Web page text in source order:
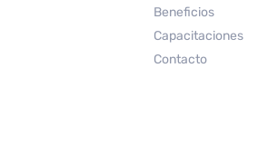
Beneficios
Capacitaciones
Contacto